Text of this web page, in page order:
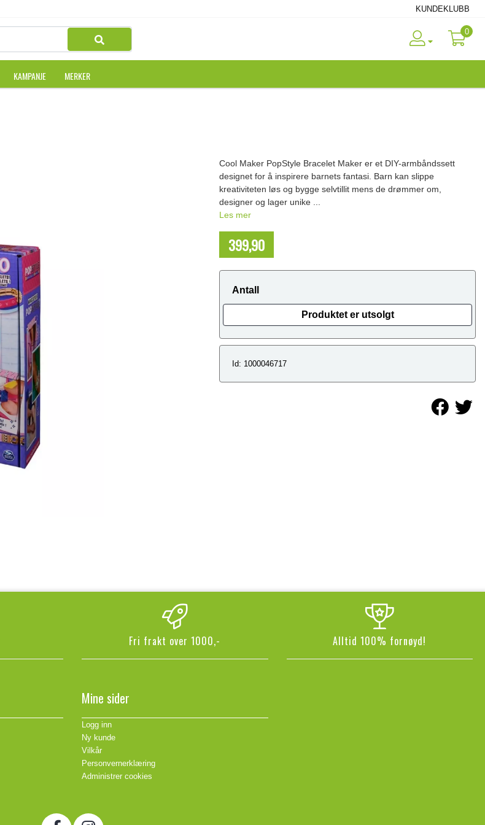
KUNDEKLUBB
0
KAMPANJE MERKER
Cool Maker PopStyle Bracelet Maker er et DIY-armbåndssett
designet for å inspirere barnets fantasi. Barn kan slippe
kreativiteten løs og bygge selvtillit mens de drømmer om,
designer og lager unike ...
Les mer
399,90
Antall
Produktet er utsolgt
Id: 1000046717
Fri frakt over 1000,- Alltid 100% fornøyd!
Mine sider
Logg inn
Ny kunde
Vilkår
Personvernerklæring
Administrer cookies